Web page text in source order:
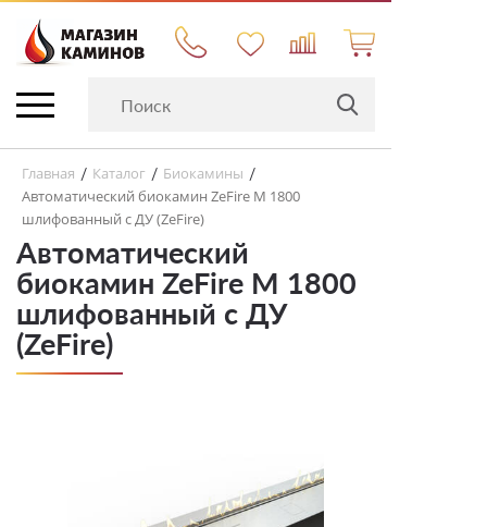
Главная / Каталог / Биокамины /
Автоматический биокамин ZeFire М 1800
шлифованный с ДУ (ZeFire)
Автоматический
биокамин ZeFire М 1800
шлифованный с ДУ
(ZeFire)